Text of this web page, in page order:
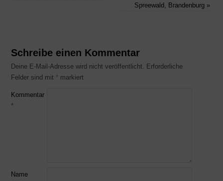
Spreewald, Brandenburg »
Schreibe einen Kommentar
Deine E-Mail-Adresse wird nicht veröffentlicht. Erforderliche
Felder sind mit * markiert
Kommentar
*
Name